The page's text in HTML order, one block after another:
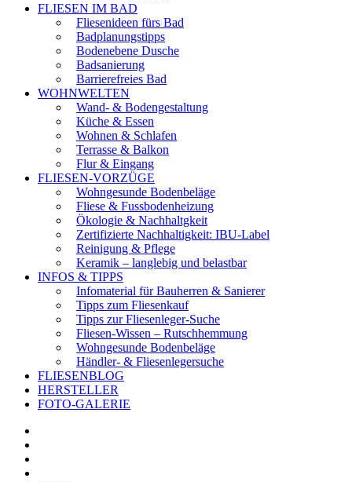
FLIESEN IM BAD
Fliesenideen fürs Bad
Badplanungstipps
Bodenebene Dusche
Badsanierung
Barrierefreies Bad
WOHNWELTEN
Wand- & Bodengestaltung
Küche & Essen
Wohnen & Schlafen
Terrasse & Balkon
Flur & Eingang
FLIESEN-VORZÜGE
Wohngesunde Bodenbeläge
Fliese & Fussbodenheizung
Ökologie & Nachhaltgkeit
Zertifizierte Nachhaltigkeit: IBU-Label
Reinigung & Pflege
Keramik – langlebig und belastbar
INFOS & TIPPS
Infomaterial für Bauherren & Sanierer
Tipps zum Fliesenkauf
Tipps zur Fliesenleger-Suche
Fliesen-Wissen – Rutschhemmung
Wohngesunde Bodenbeläge
Händler- & Fliesenlegersuche
FLIESENBLOG
HERSTELLER
FOTO-GALERIE